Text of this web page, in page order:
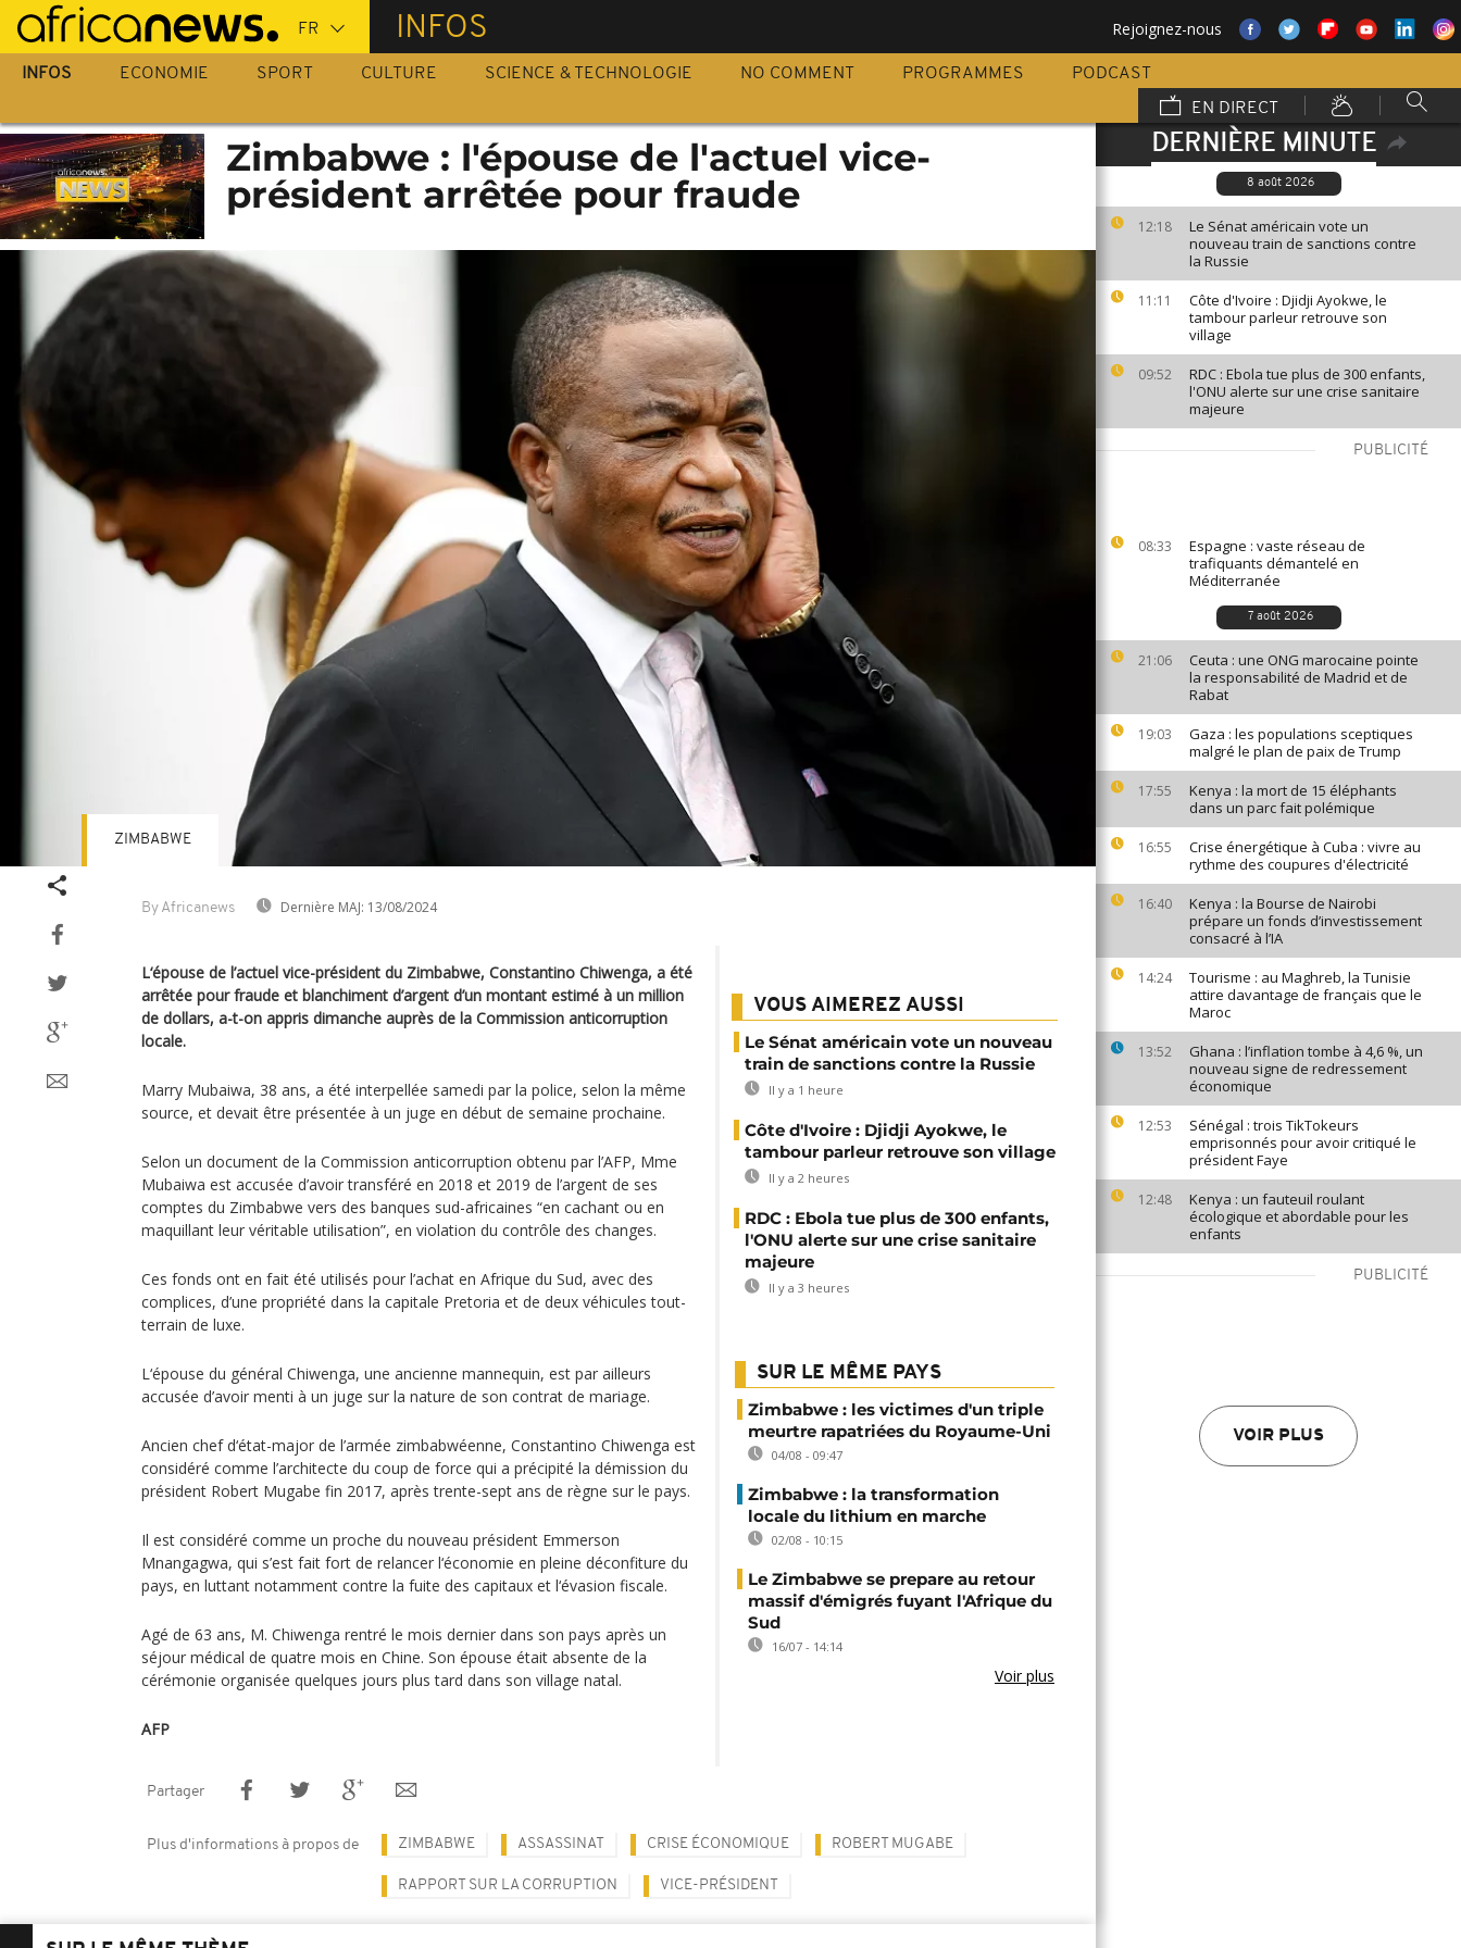
Passer
au
contenu
INFOS Rejoignez-nous
INFOS ECONOMIE SPORT CULTURE SCIENCE & TECHNOLOGIE NO COMMENT PROGRAMMES
PODCAST
EN DIRECT
DERNIÈRE MINUTE
8 août 2026
12:18
Le Sénat américain vote un
nouveau train de sanctions contre
la Russie
11:11
Côte d'Ivoire : Djidji Ayokwe, le
tambour parleur retrouve son
village
09:52
RDC : Ebola tue plus de 300 enfants,
l'ONU alerte sur une crise sanitaire
majeure
PUBLICITÉ
08:33
Espagne : vaste réseau de
trafiquants démantelé en
Méditerranée
7 août 2026
21:06
Ceuta : une ONG marocaine pointe
la responsabilité de Madrid et de
Rabat
19:03
Gaza : les populations sceptiques
malgré le plan de paix de Trump
17:55
Kenya : la mort de 15 éléphants
dans un parc fait polémique
16:55
Crise énergétique à Cuba : vivre au
rythme des coupures d'électricité
16:40
Kenya : la Bourse de Nairobi
prépare un fonds d’investissement
consacré à l’IA
14:24
Tourisme : au Maghreb, la Tunisie
attire davantage de français que le
Maroc
13:52
Ghana : l’inflation tombe à 4,6 %, un
nouveau signe de redressement
économique
12:53
Sénégal : trois TikTokeurs
emprisonnés pour avoir critiqué le
président Faye
12:48
Kenya : un fauteuil roulant
écologique et abordable pour les
enfants
PUBLICITÉ
VOIR PLUS
Zimbabwe : l'épouse de l'actuel vice-
président arrêtée pour fraude
By Africanews Dernière MAJ: 13/08/2024
ZIMBABWE
L‘épouse de l’actuel vice-président du Zimbabwe, Constantino Chiwenga, a été
arrêtée pour fraude et blanchiment d’argent d’un montant estimé à un million
de dollars, a-t-on appris dimanche auprès de la Commission anticorruption
locale.
Marry Mubaiwa, 38 ans, a été interpellée samedi par la police, selon la même
source, et devait être présentée à un juge en début de semaine prochaine.
Selon un document de la Commission anticorruption obtenu par l’AFP, Mme
Mubaiwa est accusée d’avoir transféré en 2018 et 2019 de l’argent de ses
comptes du Zimbabwe vers des banques sud-africaines “en cachant ou en
maquillant leur véritable utilisation”, en violation du contrôle des changes.
Ces fonds ont en fait été utilisés pour l’achat en Afrique du Sud, avec des
complices, d’une propriété dans la capitale Pretoria et de deux véhicules tout-
terrain de luxe.
L‘épouse du général Chiwenga, une ancienne mannequin, est par ailleurs
accusée d’avoir menti à un juge sur la nature de son contrat de mariage.
Ancien chef d‘état-major de l’armée zimbabwéenne, Constantino Chiwenga est
considéré comme l’architecte du coup de force qui a précipité la démission du
président Robert Mugabe fin 2017, après trente-sept ans de règne sur le pays.
Il est considéré comme un proche du nouveau président Emmerson
Mnangagwa, qui s’est fait fort de relancer l‘économie en pleine déconfiture du
pays, en luttant notamment contre la fuite des capitaux et l‘évasion fiscale.
Agé de 63 ans, M. Chiwenga rentré le mois dernier dans son pays après un
séjour médical de quatre mois en Chine. Son épouse était absente de la
cérémonie organisée quelques jours plus tard dans son village natal.
AFP
VOUS AIMEREZ AUSSI
Le Sénat américain vote un nouveau
train de sanctions contre la Russie
Il y a 1 heure
Côte d'Ivoire : Djidji Ayokwe, le
tambour parleur retrouve son village
Il y a 2 heures
RDC : Ebola tue plus de 300 enfants,
l'ONU alerte sur une crise sanitaire
majeure
Il y a 3 heures
SUR LE MÊME PAYS
Zimbabwe : les victimes d'un triple
meurtre rapatriées du Royaume-Uni
04/08 - 09:47
Zimbabwe : la transformation
locale du lithium en marche
02/08 - 10:15
Le Zimbabwe se prepare au retour
massif d'émigrés fuyant l'Afrique du
Sud
16/07 - 14:14
Voir plus
Partager
Plus d'informations à propos de ZIMBABWE ASSASSINAT CRISE ÉCONOMIQUE ROBERT MUGABE
RAPPORT SUR LA CORRUPTION VICE-PRÉSIDENT